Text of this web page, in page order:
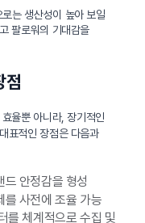
는 생산성이 높아 보일
팔로워의 기대감을
점
율뿐 아니라, 장기적인
표적인 장점은 다음과
안정감을 형성
사전에 조율 가능
를 체계적으로 수집 및